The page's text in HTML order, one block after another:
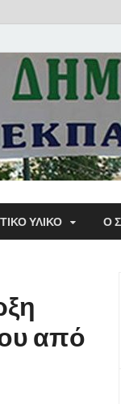
Α΄
ΥΛΙΚΌ Ο
από